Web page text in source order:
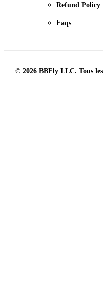
Refund Policy
Faqs
© 2026 BBFly LLC. Tous